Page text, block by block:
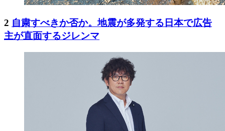
2 自粛すべきか否か。地震が多発する日本で広告
主が直面するジレンマ